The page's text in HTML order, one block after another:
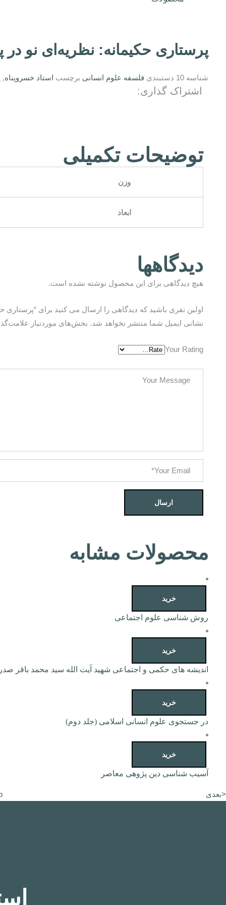
پرستاری حکیمانه: نظریه‌ای نو
شناسه 10 دستبندی فلسفه علوم انسانی برچسب استاد خسروپناه,
اشتراک گذاری:
توضیحات تکمیلی
وزن
ابعاد
دیدگاهها
هیچ دیدگاهی برای این محصول نوشته نشده است.
اولین نفری باشید که دیدگاهی را ارسال می کنید برای
نشانی ایمیل شما منتشر نخواهد شد. بخش‌های موردنیاز
Your Rating
محصولات مشابه
خرید
روش شناسی علوم اجتماعی
خرید
اندیشه های حکمی و اجتماعی شهید آیت الله سید محمد باقر
خرید
در جستجوی علوم انسانی اسلامی (جلد دوم)
خرید
آسیب شناسی دین پژوهی معاصر
<بعدی